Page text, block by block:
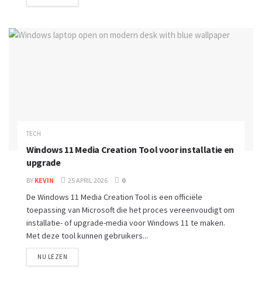
TECH
Windows 11 Media Creation Tool voor installatie en
upgrade
BY KEVIN 25 APRIL 2026 0
De Windows 11 Media Creation Tool is een officiële
toepassing van Microsoft die het proces vereenvoudigt om
installatie- of upgrade-media voor Windows 11 te maken.
Met deze tool kunnen gebruikers...
NU LEZEN